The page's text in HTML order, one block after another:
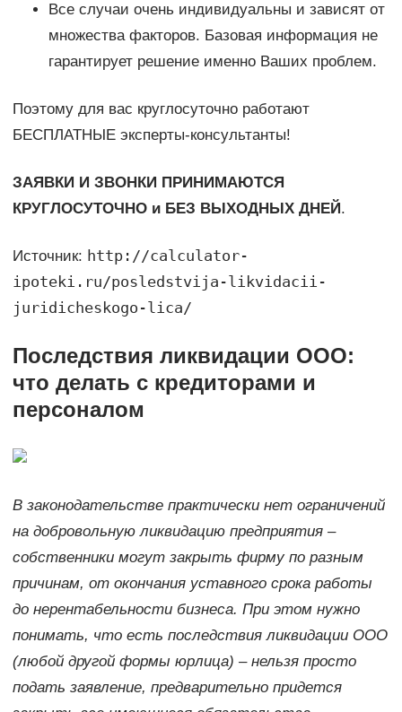
Все случаи очень индивидуальны и зависят от
множества факторов. Базовая информация не
гарантирует решение именно Ваших проблем.
Поэтому для вас круглосуточно работают
БЕСПЛАТНЫЕ эксперты-консультанты!
ЗАЯВКИ И ЗВОНКИ ПРИНИМАЮТСЯ
КРУГЛОСУТОЧНО и БЕЗ ВЫХОДНЫХ ДНЕЙ .
Источник: http://calculator-
ipoteki.ru/posledstvija-likvidacii-
juridicheskogo-lica/
Последствия ликвидации ООО:
что делать с кредиторами и
персоналом
В законодательстве практически нет ограничений
на добровольную ликвидацию предприятия –
собственники могут закрыть фирму по разным
причинам, от окончания уставного срока работы
до нерентабельности бизнеса. При этом нужно
понимать, что есть последствия ликвидации ООО
(любой другой формы юрлица) – нельзя просто
подать заявление, предварительно придется